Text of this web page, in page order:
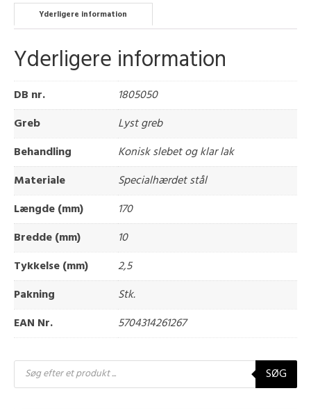
Yderligere information
Yderligere information
DB nr.
1805050
Greb
Lyst greb
Behandling
Konisk slebet og klar lak
Materiale
Specialhærdet stål
Længde (mm)
170
Bredde (mm)
10
Tykkelse (mm)
2,5
Pakning
Stk.
EAN Nr.
5704314261267
Products
search SØG